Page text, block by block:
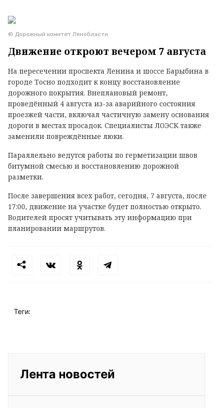
© Дорожный комитет Ленобласти
Движение откроют вечером 7 августа
На пересечении проспекта Ленина и шоссе Барыбина в
городе Тосно подходит к концу восстановление
дорожного покрытия. Внеплановый ремонт,
проведённый 4 августа из-за аварийного состояния
проезжей части, включал частичную замену основания
дороги в местах просадок. Специалисты ЛОЭСК также
заменили повреждённые люки.
Параллельно ведутся работы по герметизации швов
битумной смесью и восстановлению дорожной
разметки.
После завершения всех работ, сегодня, 7 августа, после
17:00, движение на участке будет полностью открыто.
Водителей просят учитывать эту информацию при
планировании маршрутов.
Теги:
Лента новостей